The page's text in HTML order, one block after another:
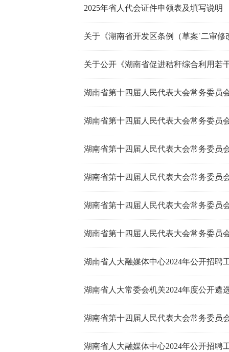
2025年省人代会证件申领表及填写说明
关于《湖南省开发区条例（草案˙二审
湖南省第十四届人民代表大会常务委员
湖南省第十四届人民代表大会常务委员
湖南省第十四届人民代表大会常务委员
湖南省第十四届人民代表大会常务委员
湖南省第十四届人民代表大会常务委员
湖南省第十四届人民代表大会常务委员
湖南省人大融媒体中心2024年公开招聘
湖南省人大常委会机关2024年度公开遴
湖南省第十四届人民代表大会常务委员
湖南省人大融媒体中心2024年公开招聘